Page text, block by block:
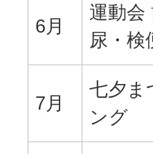
6月
運動会
尿・検
7月
七夕ま
ング